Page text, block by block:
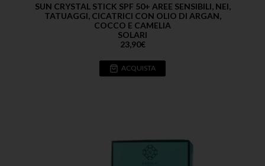
SUN CRYSTAL STICK SPF 50+ AREE SENSIBILI, NEI,
TATUAGGI, CICATRICI CON OLIO DI ARGAN,
COCCO E CAMELIA
SOLARI
23,90€
ACQUISTA